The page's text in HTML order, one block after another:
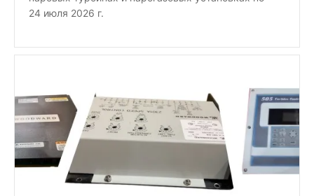
всему миру…
24 июля 2026 г.